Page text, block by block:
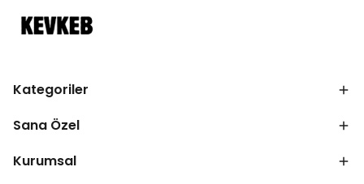
Kategoriler
Sana Özel
Kurumsal